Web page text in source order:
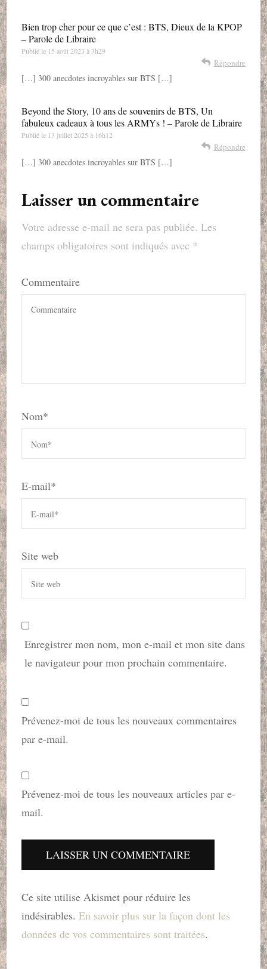
Bien trop cher pour ce que c’est : BTS, Dieux de la KPOP
– Parole de Libraire
Publié le 15 août 2023 à 3h29
Répondre
[…] 300 anecdotes incroyables sur BTS […]
Beyond the Story, 10 ans de souvenirs de BTS, Un
fabuleux cadeaux à tous les ARMYs ! – Parole de Libraire
Publié le 13 juillet 2025 à 16h12
Répondre
[…] 300 anecdotes incroyables sur BTS […]
Laisser un commentaire
Votre adresse e-mail ne sera pas publiée. Les
champs obligatoires sont indiqués avec *
Commentaire
Nom*
E-mail*
Site web
Enregistrer mon nom, mon e-mail et mon site dans
le navigateur pour mon prochain commentaire.
Prévenez-moi de tous les nouveaux commentaires
par e-mail.
Prévenez-moi de tous les nouveaux articles par e-
mail.
Ce site utilise Akismet pour réduire les
indésirables.En savoir plus sur la façon dont les
données de vos commentaires sont traitées.